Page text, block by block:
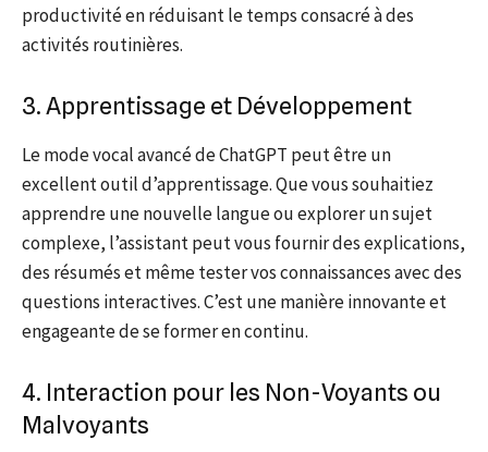
productivité en réduisant le temps consacré à des
activités routinières.
3. Apprentissage et Développement
Le mode vocal avancé de ChatGPT peut être un
excellent outil d’apprentissage. Que vous souhaitiez
apprendre une nouvelle langue ou explorer un sujet
complexe, l’assistant peut vous fournir des explications,
des résumés et même tester vos connaissances avec des
questions interactives. C’est une manière innovante et
engageante de se former en continu.
4. Interaction pour les Non-Voyants ou
Malvoyants